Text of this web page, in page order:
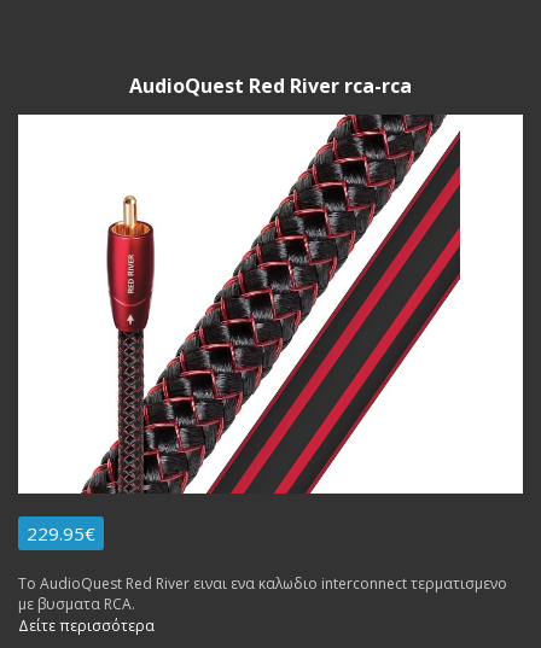
AudioQuest Red River rca-rca
229.95€
To AudioQuest Red River ειναι ενα καλωδιο interconnect τερματισμενο
με βυσματα RCA.
Δείτε περισσότερα